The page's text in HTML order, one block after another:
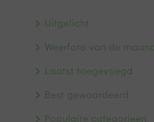
Uitgelicht
Weerfoto van de maand
Laatst toegevoegd
Best gewaardeerd
Populaire categorieën